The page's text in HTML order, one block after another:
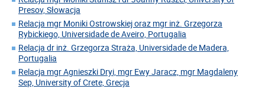
Presov, Słowacja
Relacja mgr Moniki Ostrowskiej oraz mgr inż. Grzegorza
Rybickiego, Universidade de Aveiro, Portugalia
Relacja dr inż. Grzegorza Straża, Universidade de Madera,
Portugalia
Relacja mgr Agnieszki Dryi, mgr Ewy Jaracz, mgr Magdaleny
Sep, University of Crete, Grecja